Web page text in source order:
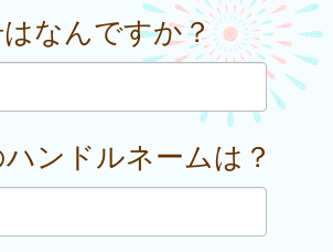
なんですか？
ンドルネームは？